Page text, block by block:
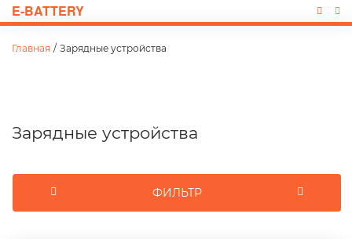
E-BATTERY
Главная / Зарядные устройства
Зарядные устройства
ФИЛЬТР